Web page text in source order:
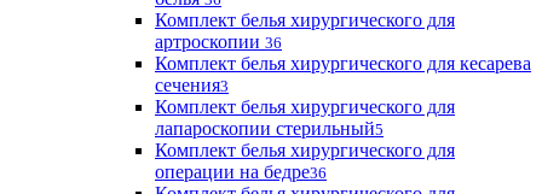
Комплект белья хирургического для
артроскопии 36
Комплект белья хирургического для кесарева
сечения3
Комплект белья хирургического для
лапароскопии стерильный5
Комплект белья хирургического для
операции на бедре36